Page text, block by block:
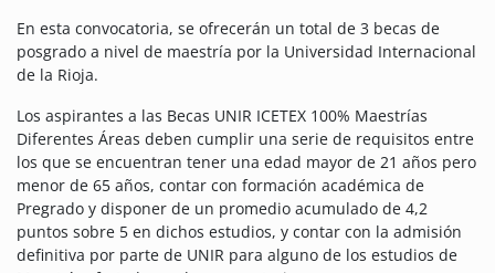
En esta convocatoria, se ofrecerán un total de 3 becas de
posgrado a nivel de maestría por la Universidad Internacional
de la Rioja.
Los aspirantes a las Becas UNIR ICETEX 100% Maestrías
Diferentes Áreas deben cumplir una serie de requisitos entre
los que se encuentran tener una edad mayor de 21 años pero
menor de 65 años, contar con formación académica de
Pregrado y disponer de un promedio acumulado de 4,2
puntos sobre 5 en dichos estudios, y contar con la admisión
definitiva por parte de UNIR para alguno de los estudios de